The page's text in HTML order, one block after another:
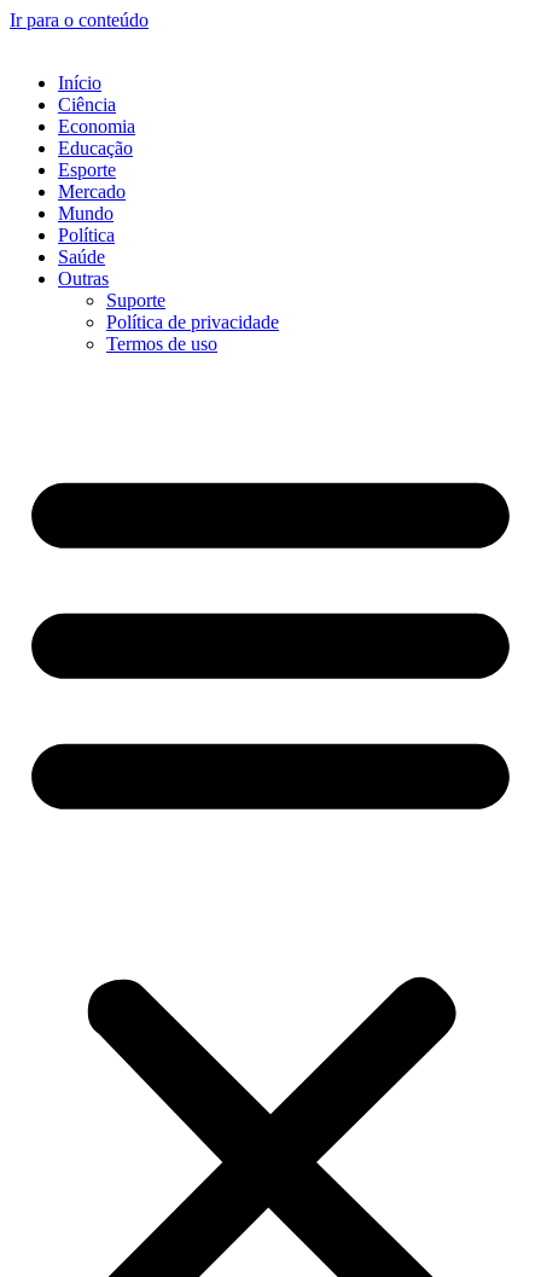
Ir para o conteúdo
Início
Ciência
Economia
Educação
Esporte
Mercado
Mundo
Política
Saúde
Outras
Suporte
Política de privacidade
Termos de uso